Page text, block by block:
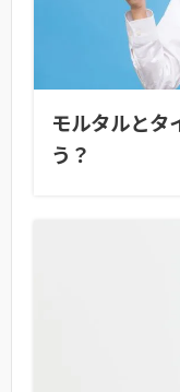
モルタルとタ
う？